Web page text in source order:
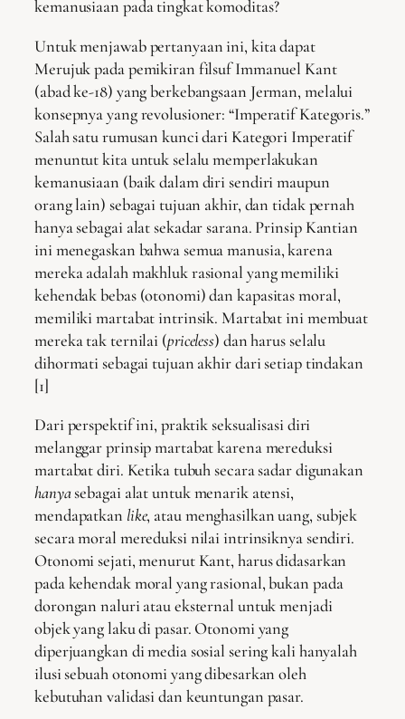
kemanusiaan pada tingkat komoditas?
Untuk menjawab pertanyaan ini, kita dapat
Merujuk pada pemikiran filsuf Immanuel Kant
(abad ke-18) yang berkebangsaan Jerman, melalui
konsepnya yang revolusioner: “Imperatif Kategoris.”
Salah satu rumusan kunci dari Kategori Imperatif
menuntut kita untuk selalu memperlakukan
kemanusiaan (baik dalam diri sendiri maupun
orang lain) sebagai tujuan akhir, dan tidak pernah
hanya sebagai alat sekadar sarana. Prinsip Kantian
ini menegaskan bahwa semua manusia, karena
mereka adalah makhluk rasional yang memiliki
kehendak bebas (otonomi) dan kapasitas moral,
memiliki martabat intrinsik. Martabat ini membuat
mereka tak ternilai (priceless) dan harus selalu
dihormati sebagai tujuan akhir dari setiap tindakan
[1]
Dari perspektif ini, praktik seksualisasi diri
melanggar prinsip martabat karena mereduksi
martabat diri. Ketika tubuh secara sadar digunakan
hanyasebagai alat untuk menarik atensi,
mendapatkan like, atau menghasilkan uang, subjek
secara moral mereduksi nilai intrinsiknya sendiri.
Otonomi sejati, menurut Kant, harus didasarkan
pada kehendak moral yang rasional, bukan pada
dorongan naluri atau eksternal untuk menjadi
objek yang laku di pasar. Otonomi yang
diperjuangkan di media sosial sering kali hanyalah
ilusi sebuah otonomi yang dibesarkan oleh
kebutuhan validasi dan keuntungan pasar.